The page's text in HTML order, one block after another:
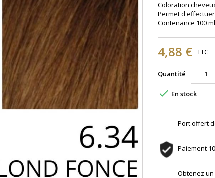
Coloration
Permet
Contenance 100
4,88 € TTC
Quantité
 En stock
Port offert
Paiement
Obtenez